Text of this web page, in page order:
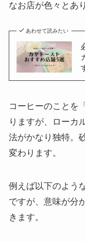
なお店が色々とあ
あわせて読みたい
コーヒーのことを
りますが、ローカ
法がかなり独特。
変わります。
例えば以下のよう
ですが、意味が分
きます。